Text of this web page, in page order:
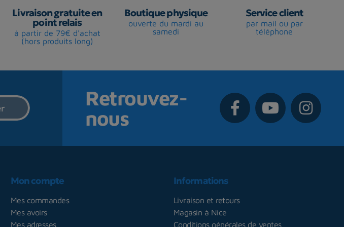
Livraison gratuite en
point relais
à partir de 79€ d'achat
(hors produits long)
Boutique physique
ouverte du mardi au
samedi
Service client
par mail ou par
téléphone
Retrouvez-
nous
Mon compte
Mes commandes
Mes avoirs
Mes adresses
Informations
Livraison et retours
Magasin à Nice
Conditions générales de ventes